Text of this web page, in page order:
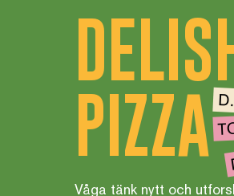
PIZZA
Våga tänk nytt och